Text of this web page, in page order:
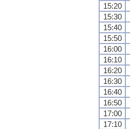
15:20
15:30
15:40
15:50
16:00
16:10
16:20
16:30
16:40
16:50
17:00
17:10